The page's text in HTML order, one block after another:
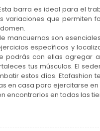
barra es ideal para el
variaciones que permiten
mancuernas son
específicos y
podrás con ellas agregar
tus músculos. El
estos días. Etafashion
en casa para ejercitarse
encontrarlos en todas las